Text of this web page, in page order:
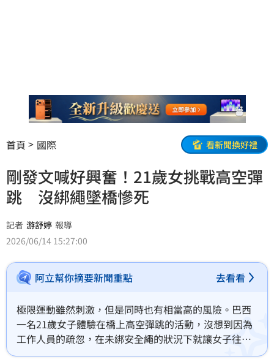
首頁 國際 看新聞換好禮
剛發文喊好興奮！21歲女挑戰高空彈
跳 沒綁繩墜橋慘死
記者 游舒婷 報導
2026/06/14 15:27:00
阿立幫你摘要新聞重點 去看看
極限運動雖然刺激，但是同時也有相當高的風險。巴西
一名21歲女子體驗在橋上高空彈跳的活動，沒想到因為
工作人員的疏忽，在未綁安全繩的狀況下就讓女子往下
跳，導致女子直接墜橋慘死。